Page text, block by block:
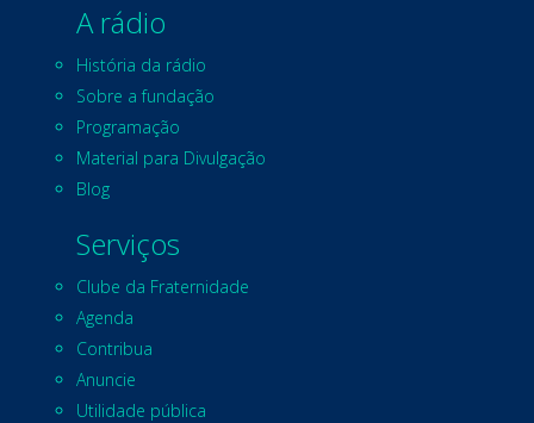
A rádio
História da rádio
Sobre a fundação
Programação
Material para Divulgação
Blog
Serviços
Clube da Fraternidade
Agenda
Contribua
Anuncie
Utilidade pública